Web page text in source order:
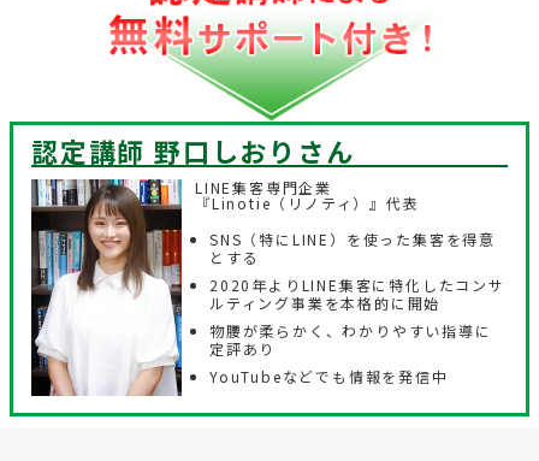
認定講師 野口しおり さん
LINE集客専門企業
『Linotie（リノティ）』代表
SNS（特にLINE）を使った集客を得意
とする
2020年よりLINE集客に特化したコンサ
ルティング事業を本格的に開始
物腰が柔らかく、わかりやすい指導に
定評あり
YouTubeなどでも情報を発信中